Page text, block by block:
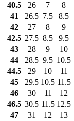
40.5
26 7
8
41
26.5 7.5
8.5
42
27 8
9
42.5 27.5 8.5
9.5
43
28 9
10
44
28.5 9.5 10.5
44.5
29 10
11
45
29.5 10.5 11.5
46
30 11
12
46.5 30.5 11.5 12.5
47
31 12
13